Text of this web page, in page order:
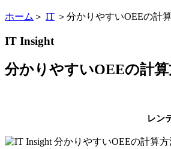
ホーム ＞ IT ＞ 分かりやすいOEEの計
IT Insight
分かりやすいOEEの計
レン